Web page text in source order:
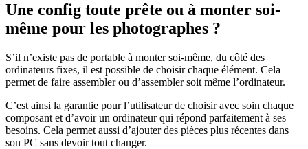
Une config toute prête ou à monter soi-
même pour les photographes ?
S’il n’existe pas de portable à monter soi-même, du côté des
ordinateurs fixes, il est possible de choisir chaque élément. Cela
permet de faire assembler ou d’assembler soit même l’ordinateur.
C’est ainsi la garantie pour l’utilisateur de choisir avec soin chaque
composant et d’avoir un ordinateur qui répond parfaitement à ses
besoins. Cela permet aussi d’ajouter des pièces plus récentes dans
son PC sans devoir tout changer.